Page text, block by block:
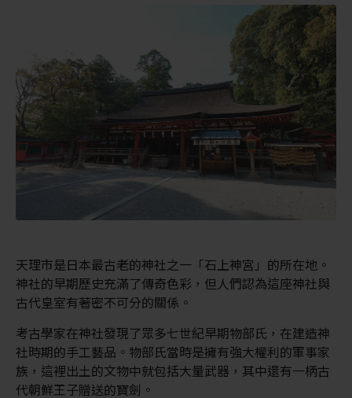
天理市是日本最古老的神社之一「石上神宮」的所在地。
神社的早期歷史充滿了傳奇色彩，但人們認為這座神社與
古代皇室有著密不可分的關係。
考古學家在神社發現了眾多七世紀早期物部氏，在建造神
社時期的手工藝品。物部氏當時是擁有強大權利的軍事家
族，這裡出土的文物中就包括大量武器，其中還有一柄古
代朝鮮王子贈送的寶劍。